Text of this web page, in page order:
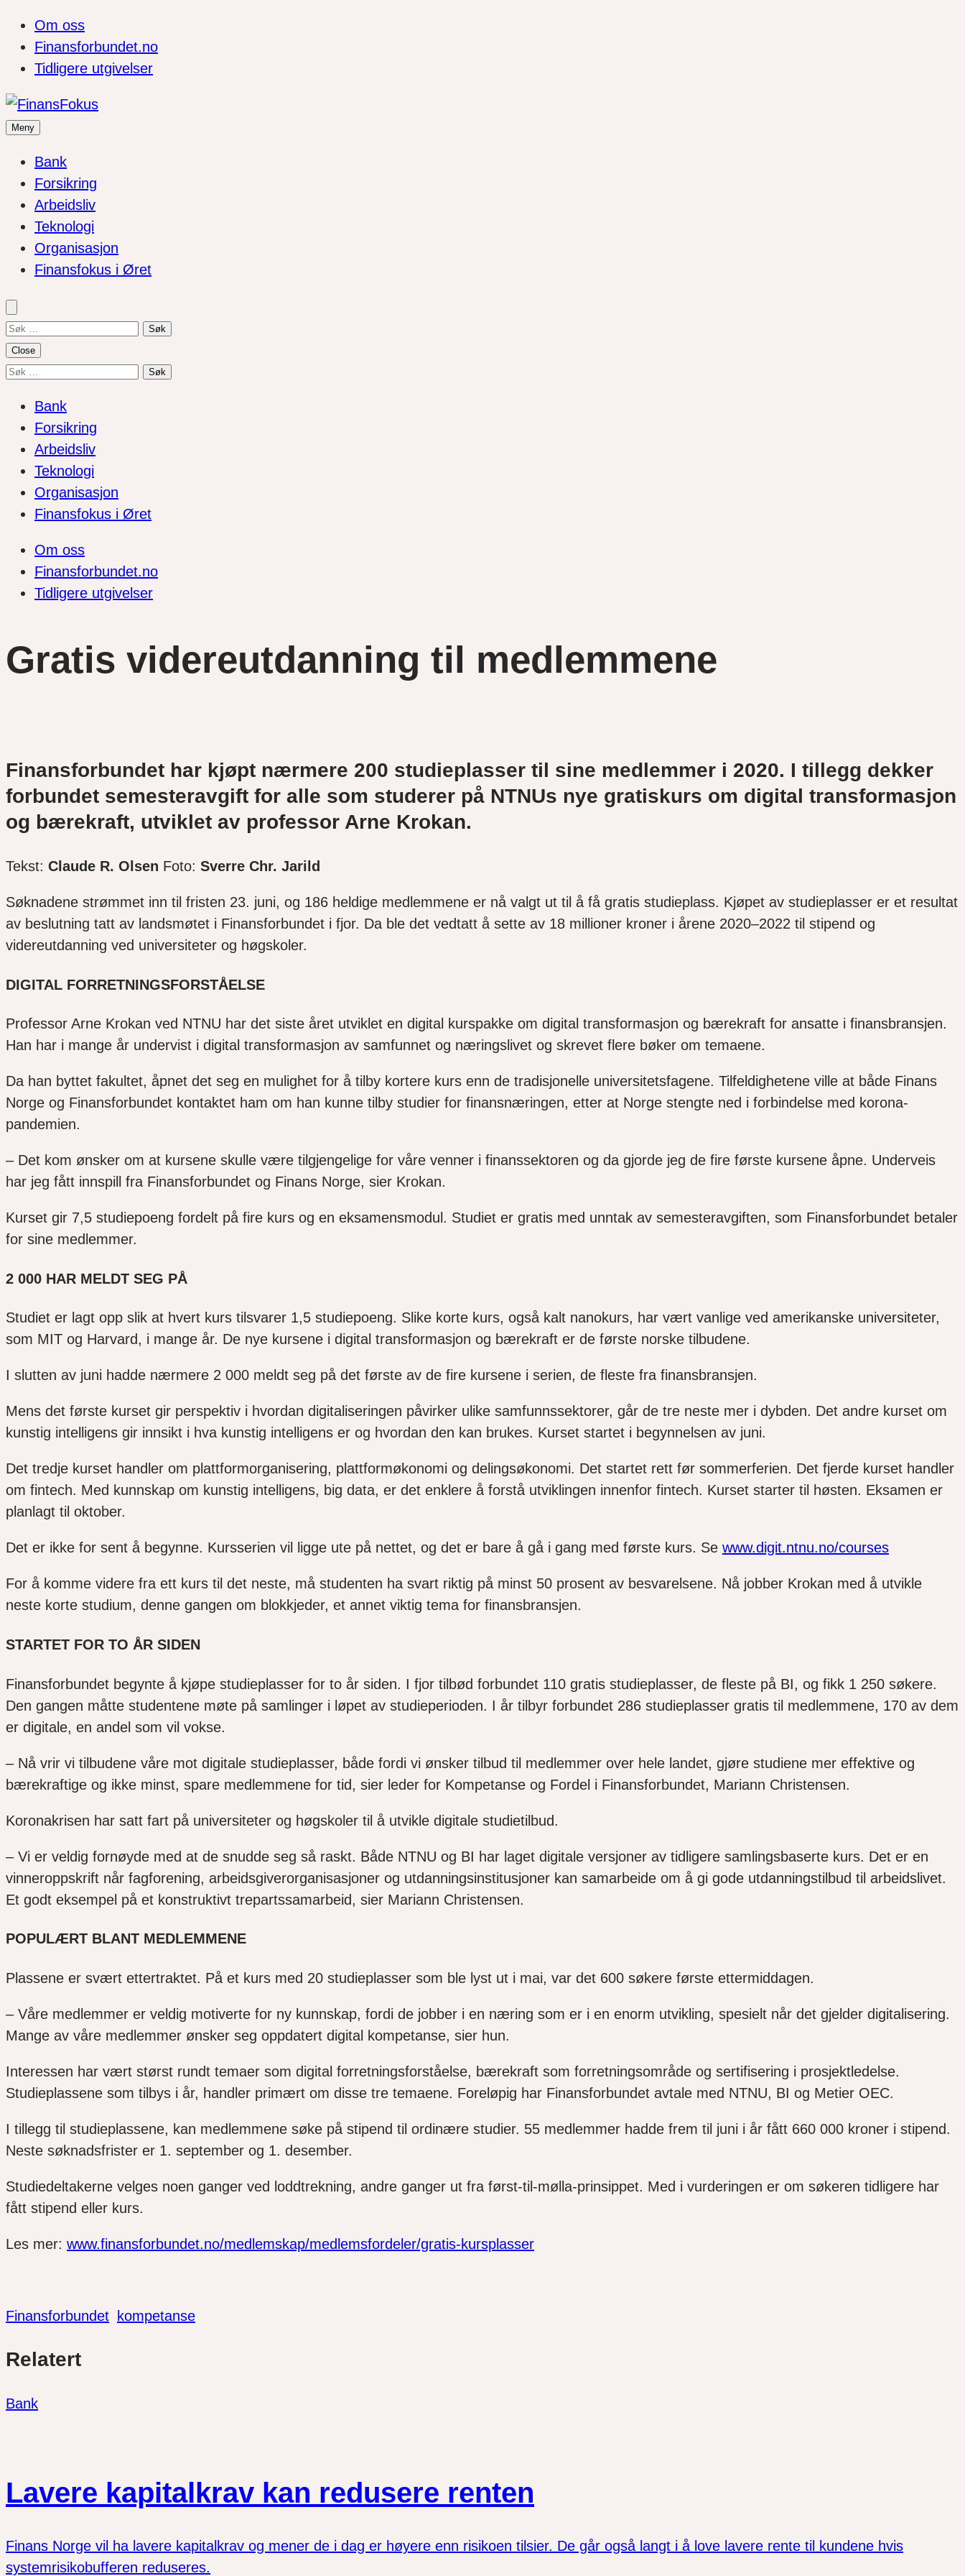
Om oss
Finansforbundet.no
Tidligere utgivelser
Meny
Bank
Forsikring
Arbeidsliv
Teknologi
Organisasjon
Finansfokus i Øret
Søk
etter:
Close
Søk
Bank
Forsikring
Arbeidsliv
Teknologi
Organisasjon
Finansfokus i Øret
Om oss
Finansforbundet.no
Tidligere utgivelser
Gratis videreutdanning til medlemmene
Finansforbundet har kjøpt nærmere 200 studieplasser til sine medlemmer i 2020. I tillegg dekker
forbundet semesteravgift for alle som studerer på NTNUs nye gratiskurs om digital transformasjon
og bærekraft, utviklet av professor Arne Krokan.
Tekst: Claude R. Olsen Foto: Sverre Chr. Jarild
Søknadene strømmet inn til fristen 23. juni, og 186 heldige medlemmene er nå valgt ut til å få gratis studieplass. Kjøpet av studieplasser er et resultat
av beslutning tatt av landsmøtet i Finansforbundet i fjor. Da ble det vedtatt å sette av 18 millioner kroner i årene 2020–2022 til stipend og
videreutdanning ved universiteter og høgskoler.
DIGITAL FORRETNINGSFORSTÅELSE
Professor Arne Krokan ved NTNU har det siste året utviklet en digital kurspakke om digital transformasjon og bærekraft for ansatte i finansbransjen.
Han har i mange år undervist i digital transformasjon av samfunnet og næringslivet og skrevet flere bøker om temaene.
Da han byttet fakultet, åpnet det seg en mulighet for å tilby kortere kurs enn de tradisjonelle universitetsfagene. Tilfeldighetene ville at både Finans
Norge og Finansforbundet kontaktet ham om han kunne tilby studier for finansnæringen, etter at Norge stengte ned i forbindelse med korona-
pandemien.
– Det kom ønsker om at kursene skulle være tilgjengelige for våre venner i finanssektoren og da gjorde jeg de fire første kursene åpne. Underveis
har jeg fått innspill fra Finansforbundet og Finans Norge, sier Krokan.
Kurset gir 7,5 studiepoeng fordelt på fire kurs og en eksamensmodul. Studiet er gratis med unntak av semesteravgiften, som Finansforbundet betaler
for sine medlemmer.
2 000 HAR MELDT SEG PÅ
Studiet er lagt opp slik at hvert kurs tilsvarer 1,5 studiepoeng. Slike korte kurs, også kalt nanokurs, har vært vanlige ved amerikanske universiteter,
som MIT og Harvard, i mange år. De nye kursene i digital transformasjon og bærekraft er de første norske tilbudene.
I slutten av juni hadde nærmere 2 000 meldt seg på det første av de fire kursene i serien, de fleste fra finansbransjen.
Mens det første kurset gir perspektiv i hvordan digitaliseringen påvirker ulike samfunnssektorer, går de tre neste mer i dybden. Det andre kurset om
kunstig intelligens gir innsikt i hva kunstig intelligens er og hvordan den kan brukes. Kurset startet i begynnelsen av juni.
Det tredje kurset handler om plattformorganisering, plattformøkonomi og delingsøkonomi. Det startet rett før sommerferien. Det fjerde kurset handler
om fintech. Med kunnskap om kunstig intelligens, big data, er det enklere å forstå utviklingen innenfor fintech. Kurset starter til høsten. Eksamen er
planlagt til oktober.
Det er ikke for sent å begynne. Kursserien vil ligge ute på nettet, og det er bare å gå i gang med første kurs. Se www.digit.ntnu.no/courses
For å komme videre fra ett kurs til det neste, må studenten ha svart riktig på minst 50 prosent av besvarelsene. Nå jobber Krokan med å utvikle
neste korte studium, denne gangen om blokkjeder, et annet viktig tema for finansbransjen.
STARTET FOR TO ÅR SIDEN
Finansforbundet begynte å kjøpe studieplasser for to år siden. I fjor tilbød forbundet 110 gratis studieplasser, de fleste på BI, og fikk 1 250 søkere.
Den gangen måtte studentene møte på samlinger i løpet av studieperioden. I år tilbyr forbundet 286 studieplasser gratis til medlemmene, 170 av dem
er digitale, en andel som vil vokse.
– Nå vrir vi tilbudene våre mot digitale studieplasser, både fordi vi ønsker tilbud til medlemmer over hele landet, gjøre studiene mer effektive og
bærekraftige og ikke minst, spare medlemmene for tid, sier leder for Kompetanse og Fordel i Finansforbundet, Mariann Christensen.
Koronakrisen har satt fart på universiteter og høgskoler til å utvikle digitale studietilbud.
– Vi er veldig fornøyde med at de snudde seg så raskt. Både NTNU og BI har laget digitale versjoner av tidligere samlingsbaserte kurs. Det er en
vinneroppskrift når fagforening, arbeidsgiverorganisasjoner og utdanningsinstitusjoner kan samarbeide om å gi gode utdanningstilbud til arbeidslivet.
Et godt eksempel på et konstruktivt trepartssamarbeid, sier Mariann Christensen.
POPULÆRT BLANT MEDLEMMENE
Plassene er svært ettertraktet. På et kurs med 20 studieplasser som ble lyst ut i mai, var det 600 søkere første ettermiddagen.
– Våre medlemmer er veldig motiverte for ny kunnskap, fordi de jobber i en næring som er i en enorm utvikling, spesielt når det gjelder digitalisering.
Mange av våre medlemmer ønsker seg oppdatert digital kompetanse, sier hun.
Interessen har vært størst rundt temaer som digital forretningsforståelse, bærekraft som forretningsområde og sertifisering i prosjektledelse.
Studieplassene som tilbys i år, handler primært om disse tre temaene. Foreløpig har Finansforbundet avtale med NTNU, BI og Metier OEC.
I tillegg til studieplassene, kan medlemmene søke på stipend til ordinære studier. 55 medlemmer hadde frem til juni i år fått 660 000 kroner i stipend.
Neste søknadsfrister er 1. september og 1. desember.
Studiedeltakerne velges noen ganger ved loddtrekning, andre ganger ut fra først-til-mølla-prinsippet. Med i vurderingen er om søkeren tidligere har
fått stipend eller kurs.
Les mer: www.finansforbundet.no/medlemskap/medlemsfordeler/gratis-kursplasser
Finansforbundet
kompetanse
link
på
på
Relatert
Bank
Lavere kapitalkrav kan redusere renten
Finans Norge vil ha lavere kapitalkrav og mener de i dag er høyere enn risikoen tilsier. De går også langt i å love lavere rente til kundene hvis
systemrisikobufferen reduseres.